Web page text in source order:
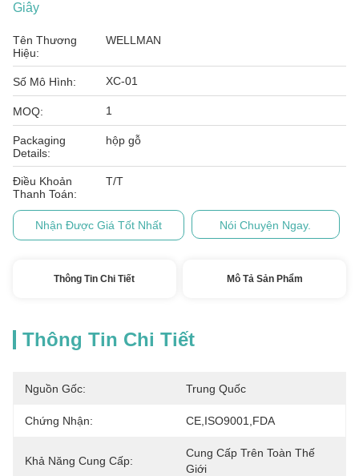
Giây
Tên Thương
Hiệu:
WELLMAN
Số Mô Hình: XC-01
MOQ: 1
Packaging
Details:
hộp gỗ
Điều Khoản
Thanh Toán:
T/T
Nhận Được Giá Tốt Nhất Nói Chuyện Ngay.
Thông Tin Chi Tiết Mô Tả Sản Phẩm
Thông Tin Chi Tiết
Nguồn Gốc: Trung Quốc
Chứng Nhận: CE,ISO9001,FDA
Khả Năng Cung Cấp:
Cung Cấp Trên Toàn Thế
Giới